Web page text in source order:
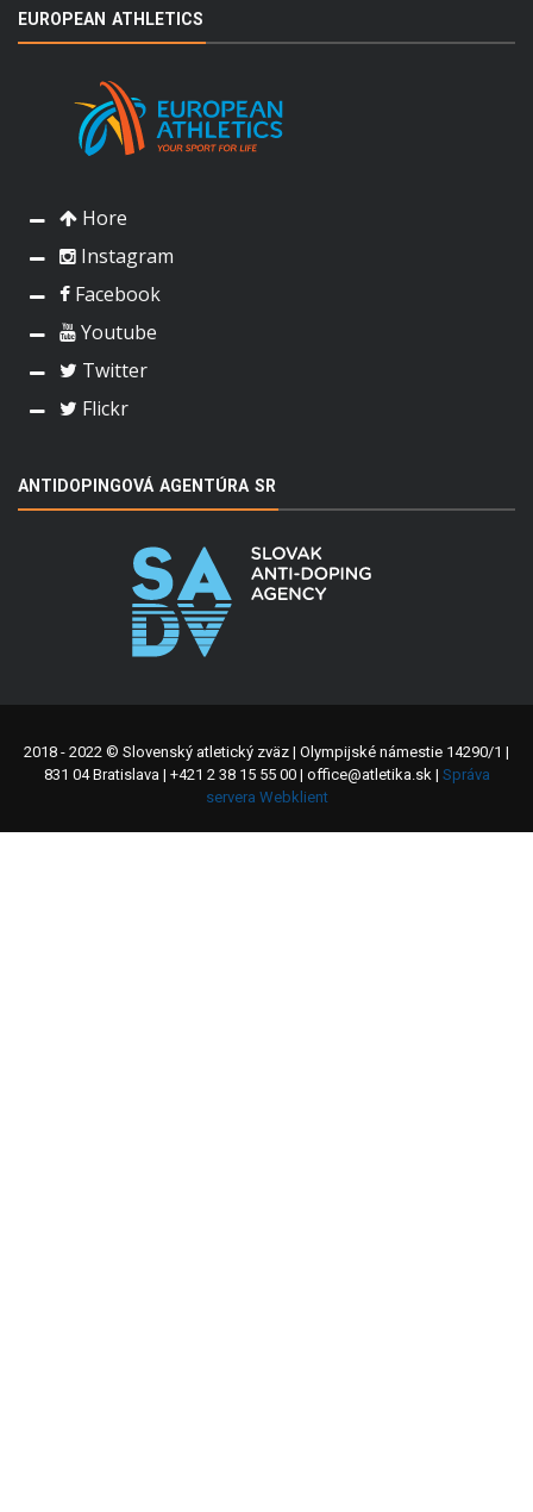
EUROPEAN ATHLETICS
Hore
Instagram
Facebook
Youtube
Twitter
Flickr
ANTIDOPINGOVÁ AGENTÚRA SR
2018 - 2022 © Slovenský atletický zväz | Olympijské námestie 14290/1 |
831 04 Bratislava | +421 2 38 15 55 00 | office@atletika.sk | Správa
servera Webklient